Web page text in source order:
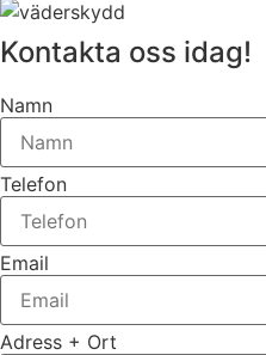
Kontakta oss idag!
Namn
Telefon
Email
Adress + Ort